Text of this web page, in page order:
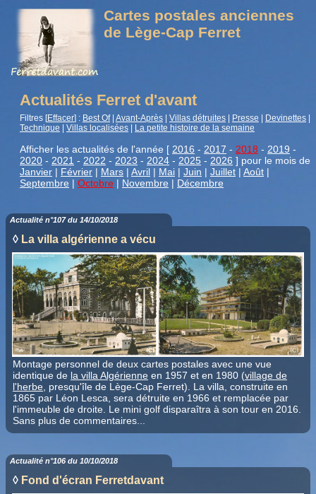
Cartes postales anciennes
de Lège-Cap Ferret
Actualités Ferret d'avant
Filtres [Effacer] : Best Of| Avant-Après Villas détruites Presse Devinettes
Technique
Villas localisées La petite histoire de la semaine
Afficher les actualités de l'année [ 2016 - 2017 - 2018 - 2019 -
2020 - 2021 - 2022 - 2023 - 2024 - 2025 - 2026 ] pour le mois de
Janvier | Février | Mars | Avril | Mai | Juin | Juillet | Août |
Septembre | Octobre | Novembre | Décembre
Actualité n°107 du 14/10/2018
◊ La villa algérienne a vécu
Montage personnel de deux cartes postales avec une vue
identique de la villa Algérienne en 1957 et en 1980 (village de
l'herbe , presqu'île de Lège-Cap Ferret). La villa, construite en
1865 par Léon Lesca, sera détruite en 1966 et remplacée par
l'immeuble de droite. Le mini golf disparaîtra à son tour en 2016.
Sans plus de commentaires...
Actualité n°106 du 10/10/2018
◊ Fond d'écran Ferretdavant